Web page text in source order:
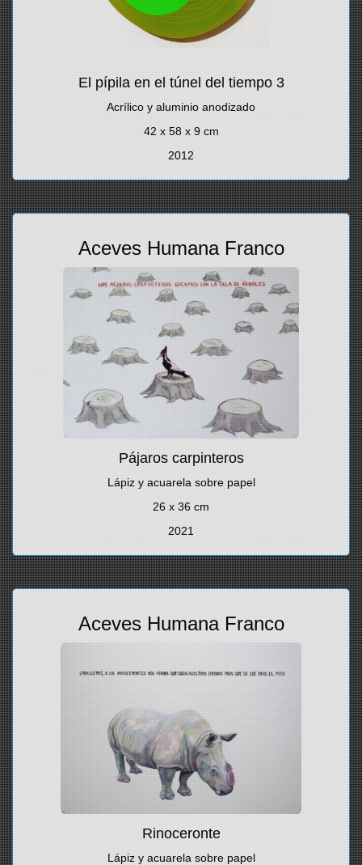
El pípila en el túnel del tiempo 3
Acrílico y aluminio anodizado
42 x 58 x 9 cm
2012
Aceves Humana Franco
Pájaros carpinteros
Lápiz y acuarela sobre papel
26 x 36 cm
2021
Aceves Humana Franco
Rinoceronte
Lápiz y acuarela sobre papel